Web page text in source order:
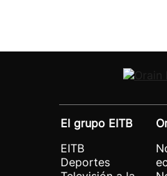
El grupo EITB
EITB
Deportes